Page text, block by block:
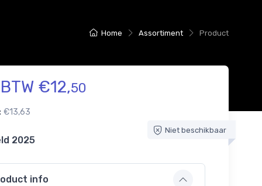
Home Assortiment Product
€12,50
€13,63
Niet beschikbaar
2025
info